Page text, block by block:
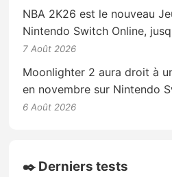
NBA 2K26 est le nouveau
Nintendo Switch Online,
7 Août 2026
Moonlighter 2 aura droit à
en novembre sur Nintendo
6 Août 2026
✒️ Derniers tests